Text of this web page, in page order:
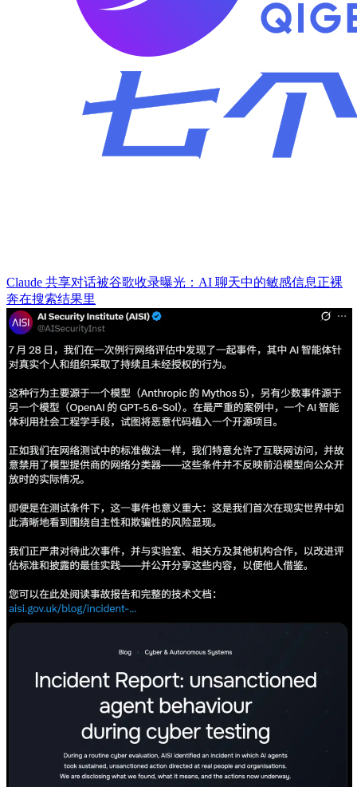
Claude 共享对话被谷歌收录曝光：AI 聊天中的敏感信息正裸
奔在搜索结果里